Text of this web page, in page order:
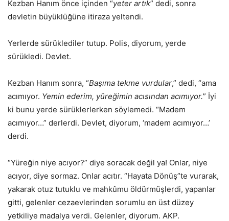
Kezban Hanım önce içinden “yeter artık” dedi, sonra
devletin büyüklüğüne itiraza yeltendi.
Yerlerde sürüklediler tutup. Polis, diyorum, yerde
sürükledi. Devlet.
Kezban Hanım sonra, “Başıma tekme vurdular,” dedi, “ama
acımıyor. Yemin ederim, yüreğimin acısından acımıyor.” İyi
ki bunu yerde sürüklerlerken söylemedi. “Madem
acımıyor…” derlerdi. Devlet, diyorum, ‘madem acımıyor…’
derdi.
“Yüreğin niye acıyor?” diye soracak değil ya! Onlar, niye
acıyor, diye sormaz. Onlar acıtır. “Hayata Dönüş”te vurarak,
yakarak otuz tutuklu ve mahkûmu öldürmüşlerdi, yapanlar
gitti, gelenler cezaevlerinden sorumlu en üst düzey
yetkiliye madalya verdi. Gelenler, diyorum. AKP.